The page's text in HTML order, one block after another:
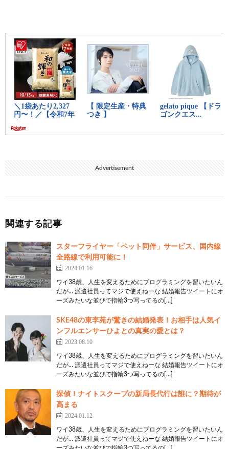
Advertisement
関連する記事
スターフライヤー「ペット同伴」サービス、国内線
全路線で利用可能に！
2024.01.16
ワイ38歳、人生を変えるためにプログラミングを習いたいん
だが… 派遣社員ってマジで使えねーな 結婚報告ツイートにオ
ーズみたいな並びで指輪3つ写ってるの[…]
SKE48の東李苑が驚きの結婚発表！お相手は人気イ
ンフルエンサーひよとの真実の愛とは？
2023.08.10
ワイ38歳、人生を変えるためにプログラミングを習いたいん
だが… 派遣社員ってマジで使えねーな 結婚報告ツイートにオ
ーズみたいな並びで指輪3つ写ってるの[…]
探偵！ナイトスクープの新局長代行は誰に？期待が
高まる
2024.01.12
ワイ38歳、人生を変えるためにプログラミングを習いたいん
だが… 派遣社員ってマジで使えねーな 結婚報告ツイートにオ